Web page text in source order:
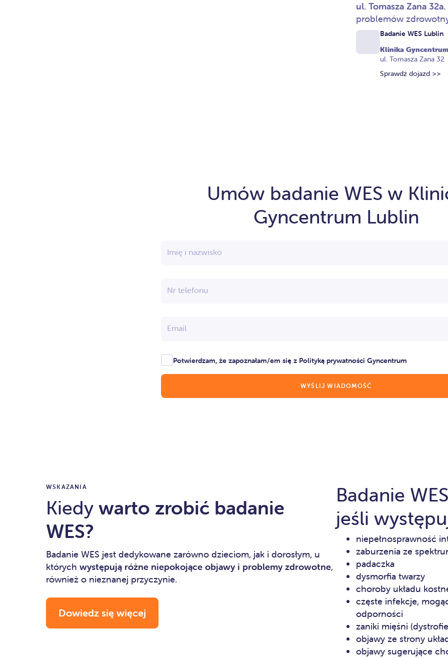
ul. Tomasza Zana 32a.
problemów
Badanie WES Lublin
Klinika
ul. Tomasza Zana 32
Sprawdź dojazd >>
Umów badanie WES w
Gyncentrum Lublin
Imię i nazwisko
Nr telefonu
Email
Potwierdzam, że zapoznałam/em się z Polityką prywatności Gyncentrum
WSKAZANIA
Kiedy warto zrobić badanie
WES?
Badanie WES jest dedykowane zarówno dzieciom, jak i dorosłym, u
których występują różne niepokojące objawy i problemy zdrowotne,
również o nieznanej przyczynie.
Dowiedz się więcej
Badanie
jeśli
niepełnosprawność
zaburzenia ze
padaczka
dysmorfia twarzy
choroby układu
częste infekcje,
odporności
zaniki mięśni
objawy ze strony
objawy sugerujące